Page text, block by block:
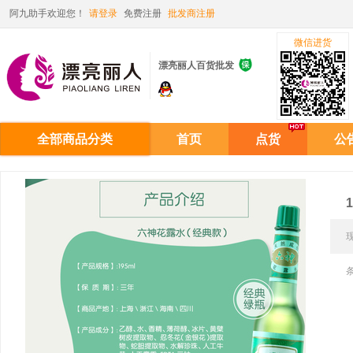
阿九助手欢迎您！ 请登录 免费注册 批发商注册
漂亮丽人百货批发 
微信进货
全部商品分类 首页 点货 公